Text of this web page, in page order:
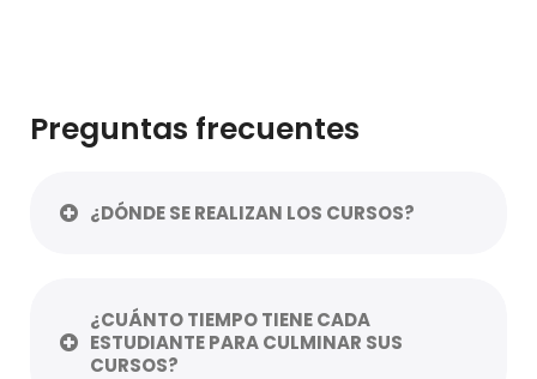
Preguntas frecuentes
¿DÓNDE SE REALIZAN LOS CURSOS?
¿CUÁNTO TIEMPO TIENE CADA
ESTUDIANTE PARA CULMINAR SUS
CURSOS?